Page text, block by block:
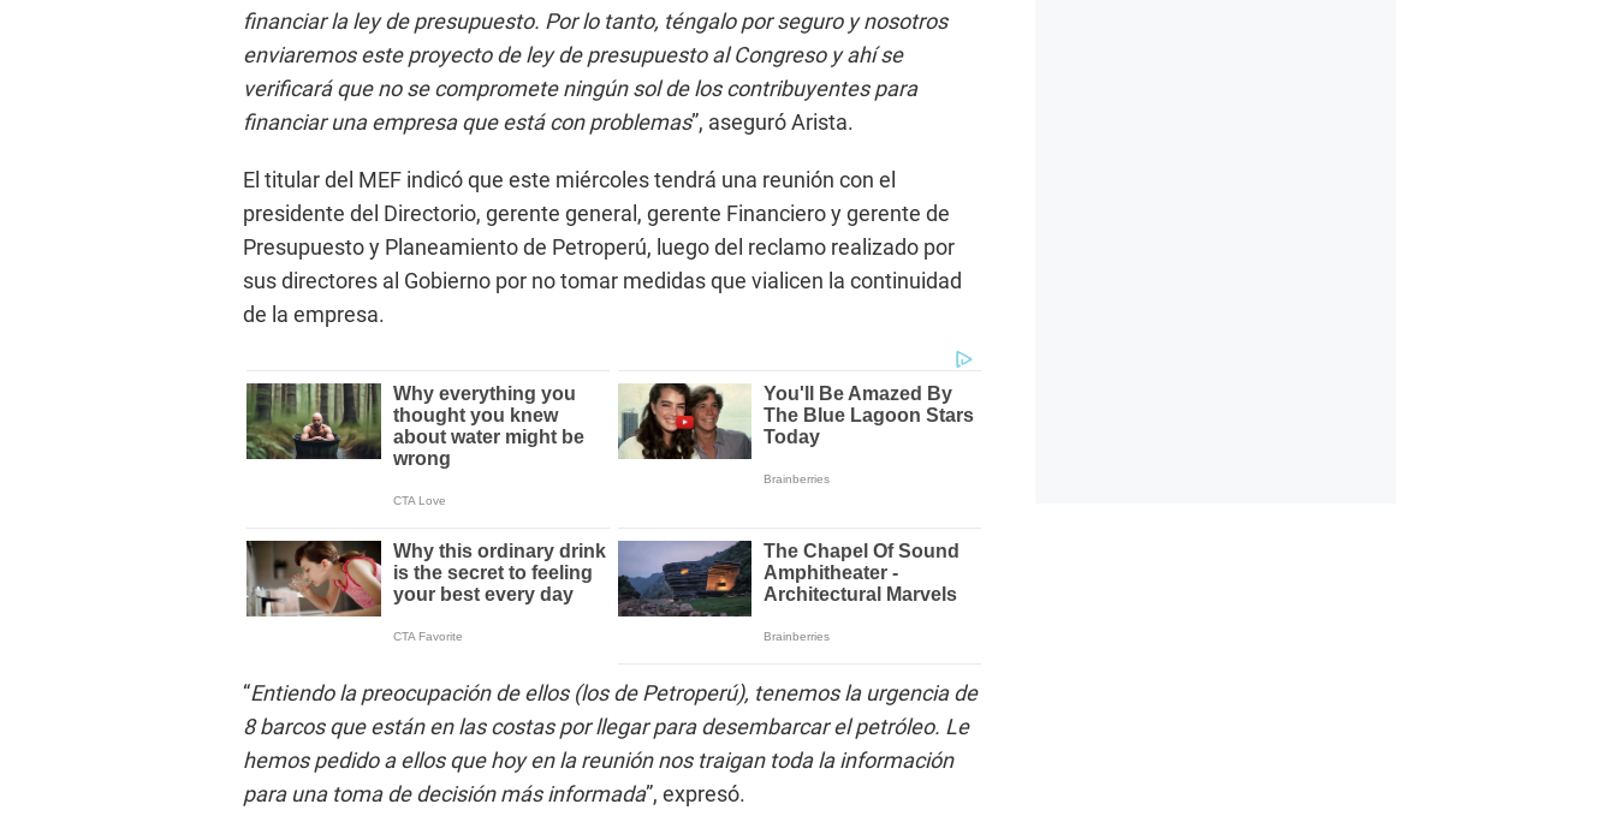
financiar la ley de presupuesto. Por lo tanto, téngalo por seguro y nosotros
enviaremos este proyecto de ley de presupuesto al Congreso y ahí se
verificará que no se compromete ningún sol de los contribuyentes para
financiar una empresa que está con problemas”, aseguró Arista.
El titular del MEF indicó que este miércoles tendrá una reunión con el
presidente del Directorio, gerente general, gerente Financiero y gerente de
Presupuesto y Planeamiento de Petroperú, luego del reclamo realizado por
sus directores al Gobierno por no tomar medidas que vialicen la continuidad
de la empresa.
“Entiendo la preocupación de ellos (los de Petroperú), tenemos la urgencia de
8 barcos que están en las costas por llegar para desembarcar el petróleo. Le
hemos pedido a ellos que hoy en la reunión nos traigan toda la información
para una toma de decisión más informada”, expresó.